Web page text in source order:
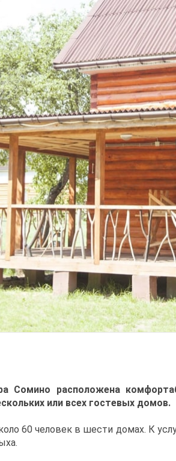
Сомино расположена
или всех гостевых домов.
60 человек в шести домах. К